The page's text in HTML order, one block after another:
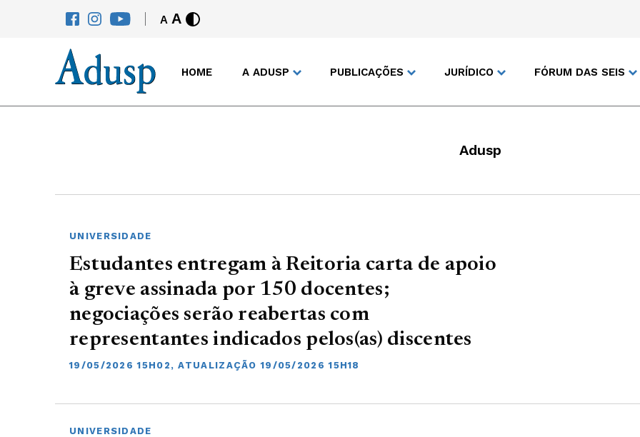
A A
HOME A ADUSP PUBLICAÇÕES JURÍDICO FÓRUM DAS SEIS
Adusp
UNIVERSIDADE
Estudantes entregam à Reitoria carta de apoio
à greve assinada por 150 docentes;
negociações serão reabertas com
representantes indicados pelos(as) discentes
19/05/2026 15H02, ATUALIZAÇÃO 19/05/2026 15H18
UNIVERSIDADE